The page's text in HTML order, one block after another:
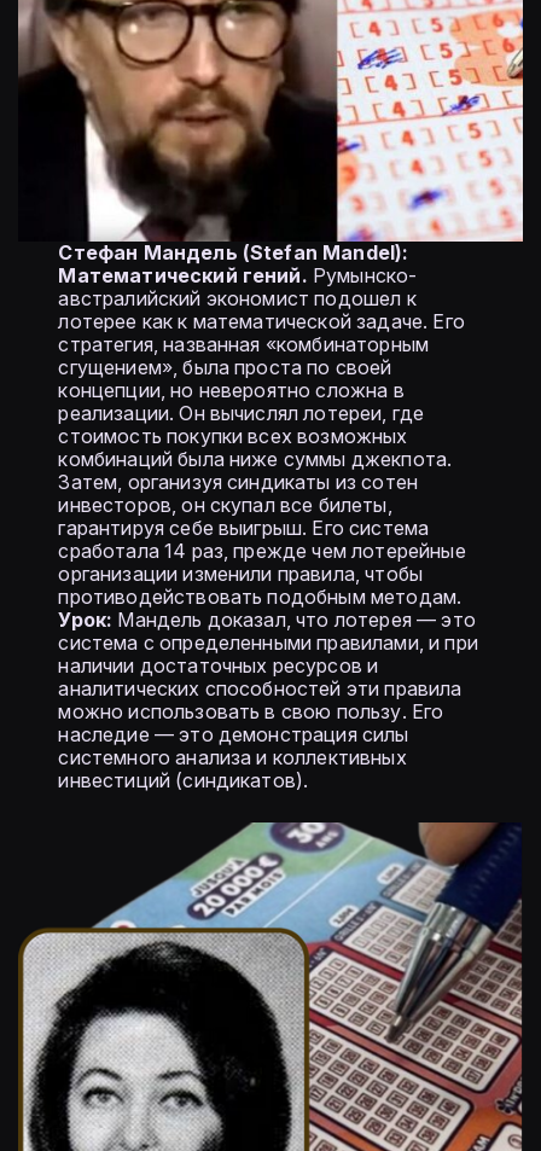
Стефан Мандель (Stefan Mandel):
Математический гений. Румынско-
австралийский экономист подошел к
лотерее как к математической задаче. Его
стратегия, названная «комбинаторным
сгущением», была проста по своей
концепции, но невероятно сложна в
реализации. Он вычислял лотереи, где
стоимость покупки всех возможных
комбинаций была ниже суммы джекпота.
Затем, организуя синдикаты из сотен
инвесторов, он скупал все билеты,
гарантируя себе выигрыш. Его система
сработала 14 раз, прежде чем лотерейные
организации изменили правила, чтобы
противодействовать подобным методам.
Урок: Мандель доказал, что лотерея — это
система с определенными правилами, и при
наличии достаточных ресурсов и
аналитических способностей эти правила
можно использовать в свою пользу. Его
наследие — это демонстрация силы
системного анализа и коллективных
инвестиций (синдикатов).